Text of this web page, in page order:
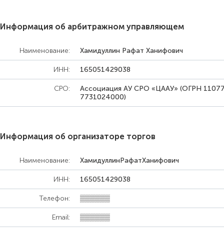
Информация об арбитражном управляющем
Наименование: Хамидуллин Рафат Ханифович
ИНН: 165051429038
СРО:
Ассоциация АУ СРО «ЦААУ» (ОГРН
7731024000)
Информация об организаторе торгов
Наименование: ХамидуллинРафатХанифович
ИНН: 165051429038
Телефон: ▒▒▒▒▒▒
Email: ▒▒▒▒▒▒